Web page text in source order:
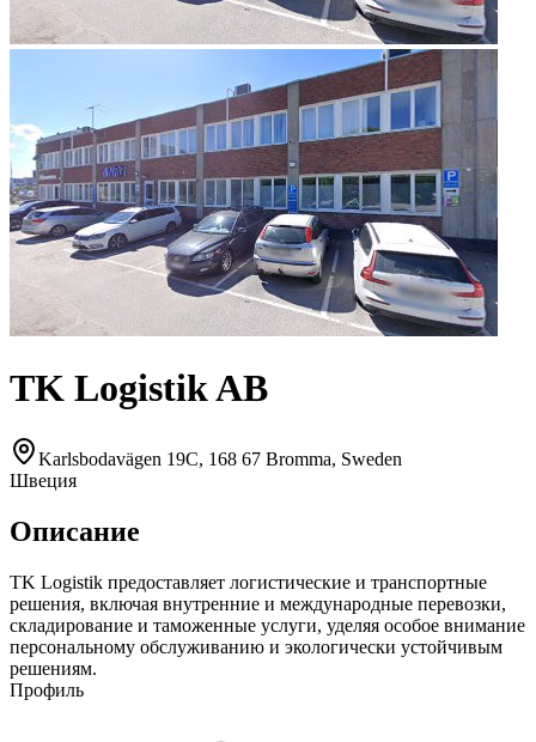
TK Logistik AB
Karlsbodavägen 19C, 168 67 Bromma, Sweden
Швеция
Описание
TK Logistik предоставляет логистические и транспортные
решения, включая внутренние и международные перевозки,
складирование и таможенные услуги, уделяя особое внимание
персональному обслуживанию и экологически устойчивым
решениям.
Профиль